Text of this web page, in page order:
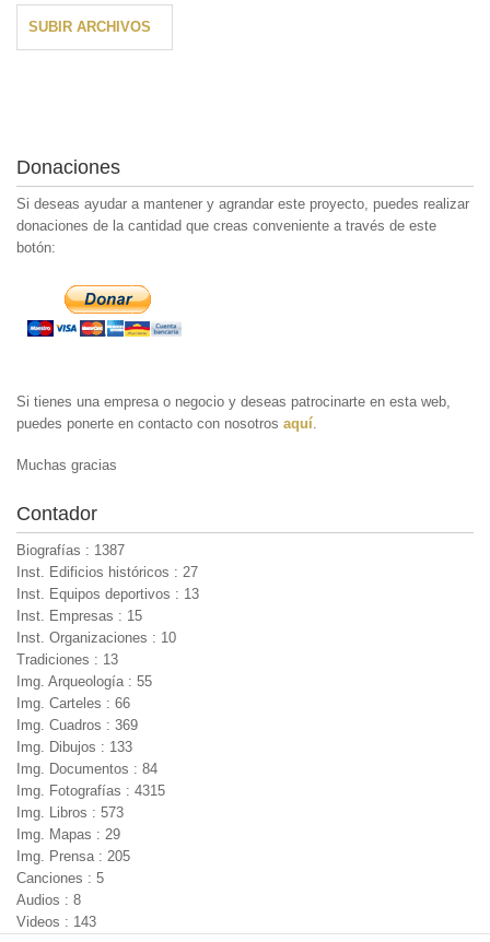
SUBIR ARCHIVOS
Donaciones
Si deseas ayudar a mantener y agrandar este proyecto, puedes realizar
donaciones de la cantidad que creas conveniente a través de este
botón:
Si tienes una empresa o negocio y deseas patrocinarte en esta web,
puedes ponerte en contacto con nosotros aquí
Muchas gracias
Contador
Biografías : 1387
Inst. Edificios históricos : 27
Inst. Equipos deportivos : 13
Inst. Empresas : 15
Inst. Organizaciones : 10
Tradiciones : 13
Img. Arqueología : 55
Img. Carteles : 66
Img. Cuadros : 369
Img. Dibujos : 133
Img. Documentos : 84
Img. Fotografías : 4315
Img. Libros : 573
Img. Mapas : 29
Img. Prensa : 205
Canciones : 5
Audios : 8
Videos : 143